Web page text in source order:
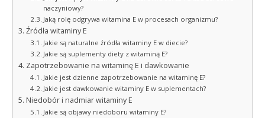
naczyniowy?
Jaką rolę odgrywa witamina E w procesach organizmu?
Źródła witaminy E
Jakie są naturalne źródła witaminy E w diecie?
Jakie są suplementy diety z witaminą E?
Zapotrzebowanie na witaminę E i dawkowanie
Jakie jest dzienne zapotrzebowanie na witaminę E?
Jakie jest dawkowanie witaminy E w suplementach?
Niedobór i nadmiar witaminy E
Jakie są objawy niedoboru witaminy E?